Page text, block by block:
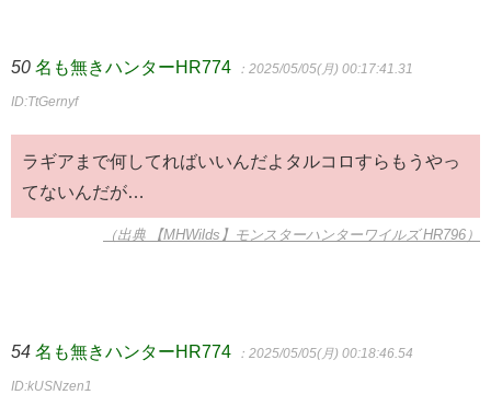
50 名も無きハンターHR774 ：2025/05/05(月) 00:17:41.31
ID:TtGernyf
ラギアまで何してればいいんだよタルコロすらもうやっ
てないんだが…
（出典 【MHWilds】モンスターハンターワイルズ HR796）
54 名も無きハンターHR774 ：2025/05/05(月) 00:18:46.54
ID:kUSNzen1